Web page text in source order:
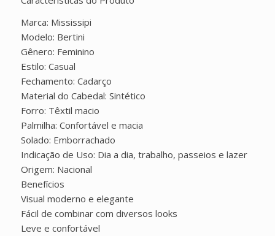
Marca: Mississipi
Modelo: Bertini
Gênero: Feminino
Estilo: Casual
Fechamento: Cadarço
Material do Cabedal: Sintético
Forro: Têxtil macio
Palmilha: Confortável e macia
Solado: Emborrachado
Indicação de Uso: Dia a dia, trabalho, passeios e lazer
Origem: Nacional
Benefícios
Visual moderno e elegante
Fácil de combinar com diversos looks
Leve e confortável